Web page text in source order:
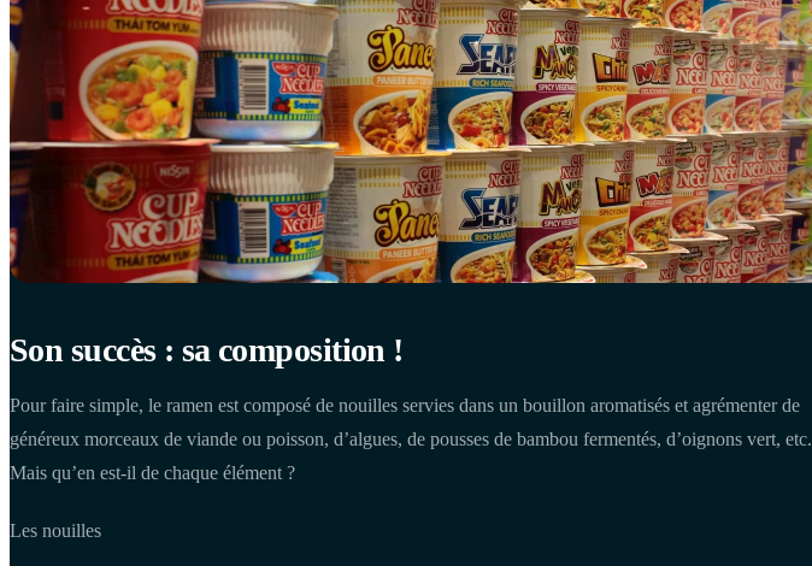
Son succès : sa composition !
Pour faire simple, le ramen est composé de nouilles servies dans un bouillon aromatisés et agrémenter de
généreux morceaux de viande ou poisson, d’algues, de pousses de bambou fermentés, d’oignons vert, etc.
Mais qu’en est-il de chaque élément ?
Les nouilles